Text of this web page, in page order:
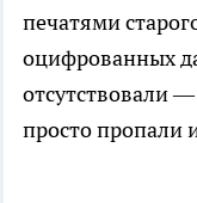
печатями
оцифрованных
отсутствовали
просто пропали